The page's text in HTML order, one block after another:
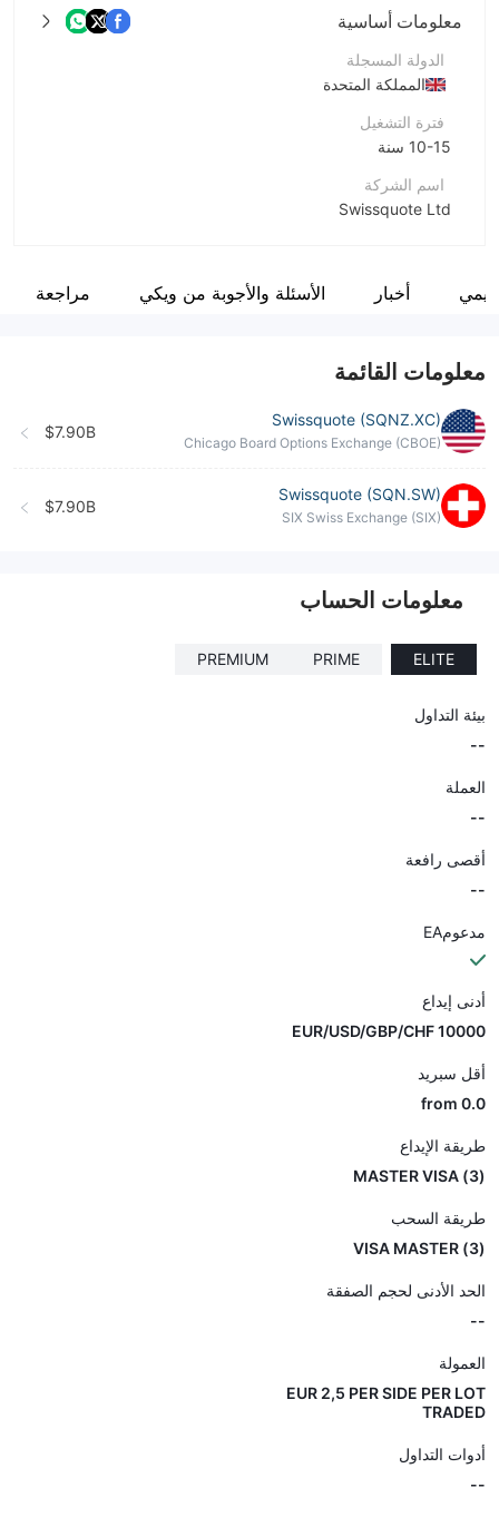
معلومات أساسية
الدولة المسجلة
المملكة المتحدة
فترة التشغيل
10-15 سنة
اسم الشركة
Swissquote Ltd
موظفو الشركة
أخبار الأسئلة والأجوبة من ويكي مراجعة
معلومات القائمة
Swissquote (SQNZ.XC)
Chicago Board Options Exchange (CBOE)
$7.90B
Swissquote (SQN.SW)
SIX Swiss Exchange (SIX)
$7.90B
معلومات الحساب
ELITE
PRIME
PREMIUM
بيئة التداول
--
العملة
--
أقصى رافعة
--
مدعومEA
أدنى إيداع
EUR/USD/GBP/CHF 10000
أقل سبريد
from 0.0
طريقة الإيداع
(3) MASTER VISA
طريقة السحب
(3) VISA MASTER
الحد الأدنى لحجم الصفقة
--
العمولة
EUR 2,5 PER SIDE PER LOT
TRADED
أدوات التداول
--